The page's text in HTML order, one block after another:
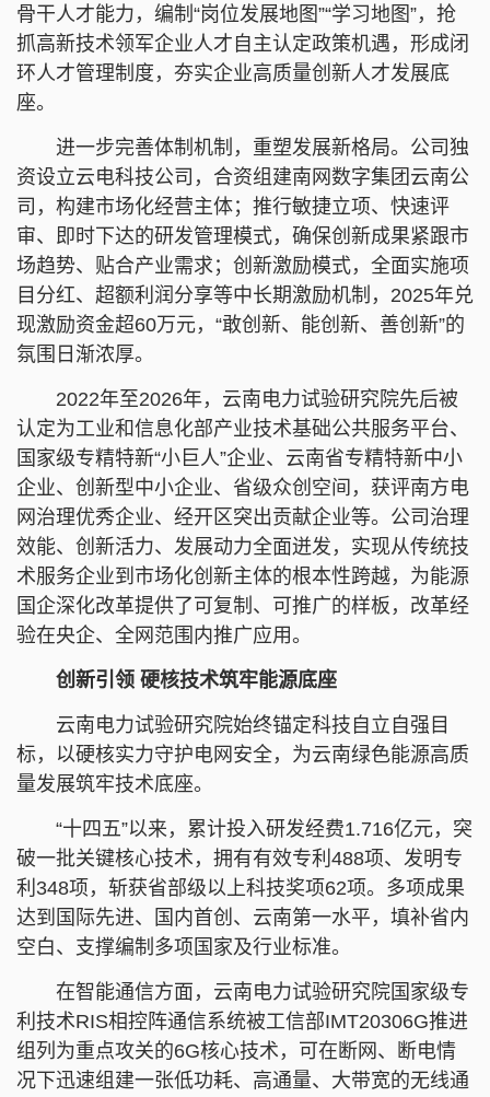
骨干人才能力，编制“岗位发展地图”“学习地图”，抢
抓高新技术领军企业人才自主认定政策机遇，形成闭
环人才管理制度，夯实企业高质量创新人才发展底
座。
进一步完善体制机制，重塑发展新格局。公司独
资设立云电科技公司，合资组建南网数字集团云南公
司，构建市场化经营主体；推行敏捷立项、快速评
审、即时下达的研发管理模式，确保创新成果紧跟市
场趋势、贴合产业需求；创新激励模式，全面实施项
目分红、超额利润分享等中长期激励机制，2025年兑
现激励资金超60万元，“敢创新、能创新、善创新”的
氛围日渐浓厚。
2022年至2026年，云南电力试验研究院先后被
认定为工业和信息化部产业技术基础公共服务平台、
国家级专精特新“小巨人”企业、云南省专精特新中小
企业、创新型中小企业、省级众创空间，获评南方电
网治理优秀企业、经开区突出贡献企业等。公司治理
效能、创新活力、发展动力全面迸发，实现从传统技
术服务企业到市场化创新主体的根本性跨越，为能源
国企深化改革提供了可复制、可推广的样板，改革经
验在央企、全网范围内推广应用。
创新引领 硬核技术筑牢能源底座
云南电力试验研究院始终锚定科技自立自强目
标，以硬核实力守护电网安全，为云南绿色能源高质
量发展筑牢技术底座。
“十四五”以来，累计投入研发经费1.716亿元，突
破一批关键核心技术，拥有有效专利488项、发明专
利348项，斩获省部级以上科技奖项62项。多项成果
达到国际先进、国内首创、云南第一水平，填补省内
空白、支撑编制多项国家及行业标准。
在智能通信方面，云南电力试验研究院国家级专
利技术RIS相控阵通信系统被工信部IMT20306G推进
组列为重点攻关的6G核心技术，可在断网、断电情
况下迅速组建一张低功耗、高通量、大带宽的无线通